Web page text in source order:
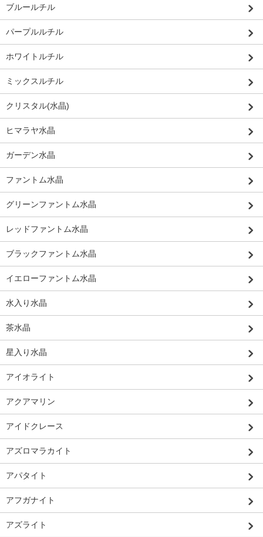
ブルールチル
パープルルチル
ホワイトルチル
ミックスルチル
クリスタル(水晶)
ヒマラヤ水晶
ガーデン水晶
ファントム水晶
グリーンファントム水晶
レッドファントム水晶
ブラックファントム水晶
イエローファントム水晶
水入り水晶
茶水晶
星入り水晶
アイオライト
アクアマリン
アイドクレース
アズロマラカイト
アパタイト
アフガナイト
アズライト